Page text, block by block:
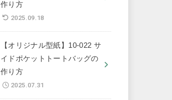
作り方
2025.09.18
【オリジナル型紙】10-022 サ
イドポケットトートバッグの
作り方
2025.07.31